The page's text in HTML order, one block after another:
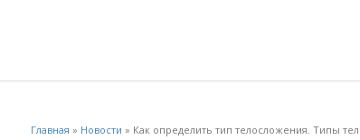
Главная » Новости » Как определить тип телосложения. Типы